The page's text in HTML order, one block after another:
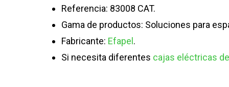
Referencia: 83008 CAT.
Gama de productos: Soluciones para
Fabricante: Efapel .
Si necesita diferentes cajas eléctricas